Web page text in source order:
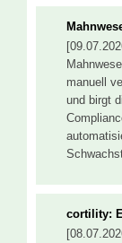
manuell
und birgt
cortility: